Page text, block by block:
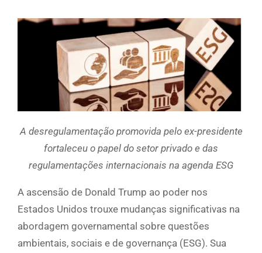
A desregulamentação promovida pelo ex-presidente
fortaleceu o papel do setor privado e das
regulamentações internacionais na agenda ESG
A ascensão de Donald Trump ao poder nos
Estados Unidos trouxe mudanças significativas na
abordagem governamental sobre questões
ambientais, sociais e de governança (ESG). Sua